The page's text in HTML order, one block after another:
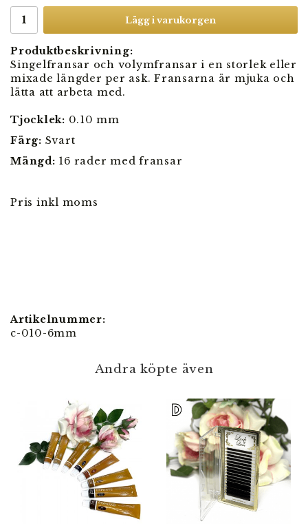
Lägg i varukorgen
Produktbeskrivning:
Singelfransar och volymfransar i en storlek eller
mixade längder per ask. Fransarna är mjuka och
lätta att arbeta med.
Tjocklek: 0.10 mm
Färg: Svart
Mängd: 16 rader med fransar
Pris inkl moms
Artikelnummer:
c-010-6mm
Andra köpte även